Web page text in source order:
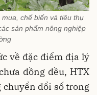
chế biến và tiêu thụ
sản phẩm nông nghiệp
về đặc điểm địa lý
đồng đều, HTX
chuyển đổi số trong